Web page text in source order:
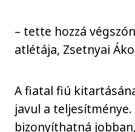
– tette hozzá
atlétája, Zsetnyai
A fiatal fiú
javul a teljesítménye.
bizonyíthatná jobban,